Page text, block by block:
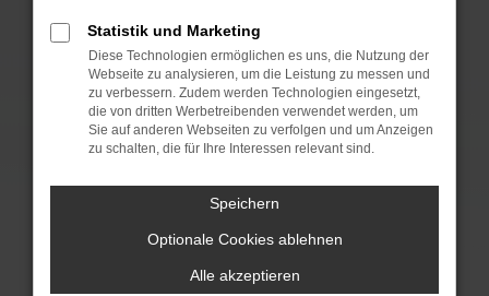
Betriebssystem auf dem neuesten Stand
sind.
Veraltete Software birgt nicht nur ein
Sicherheitsrisiko, sondern kann auch dazu
führen, dass bestimmte Funktionen nicht mehr
unterstützt werden.
Wende dich an den Webseitenbetreiber.
Wenn du alle oben genannten Schritte versucht
hast, kontaktiere uns bitte. Wir werden
uns diesen Text schicken, um uns bei der
Statistik und Marketing
Diese Technologien ermöglichen es uns, die Nutzung der
Webseite zu analysieren, um die Leistung zu messen und
zu verbessern. Zudem werden Technologien eingesetzt,
die von dritten Werbetreibenden verwendet werden, um
Sie auf anderen Webseiten zu verfolgen und um Anzeigen
zu schalten, die für Ihre Interessen relevant sind.
Speichern
Optionale Cookies ablehnen
Alle akzeptieren